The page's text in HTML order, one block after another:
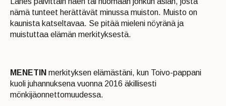
nämä tunteet herättävät minussa muiston. Muisto on
kaunista katseltavaa. Se pitää mieleni nöyränä ja
muistuttaa elämän merkityksestä.
MENETIN merkityksen elämästäni, kun Toivo-pappani
kuoli juhannuksena vuonna 2016 äkillisesti
mönkijäonnettomuudessa.